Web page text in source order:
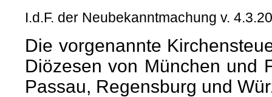
I.d.F. der Neubekanntmachung v.
Die vorgenannte
Diözesen von München und
Passau, Regensburg und